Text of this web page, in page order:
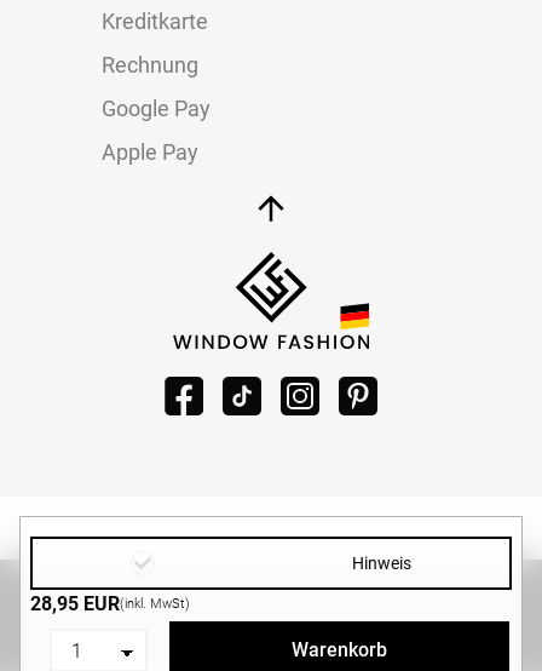
Hinweis
28,95 EUR(inkl. MwSt)
Warenkorb
Kreditkarte
Rechnung
Google Pay
Apple Pay
Copyright ©2026 -